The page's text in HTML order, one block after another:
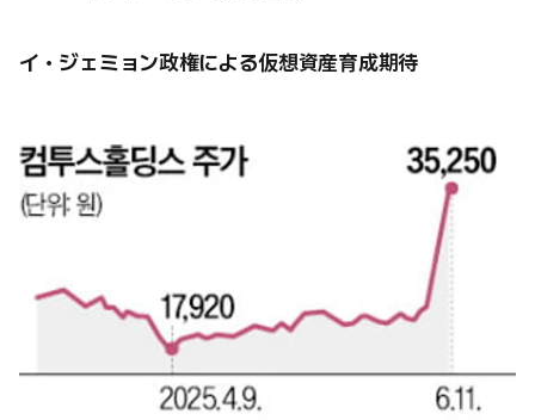
イ・ジェミョン政権による仮想資産育成期待